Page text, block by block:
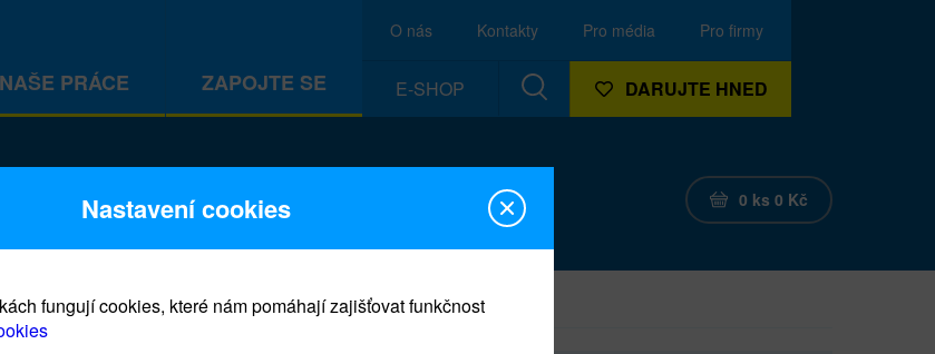
NAŠE PRÁCE ZAPOJTE SE
O nás Kontakty Pro média Pro firmy
E-SHOP DARUJTE HNED
0 ks 0 Kč
Nastavení cookies
fungují cookies, které nám pomáhají zajišťovat funkčnost